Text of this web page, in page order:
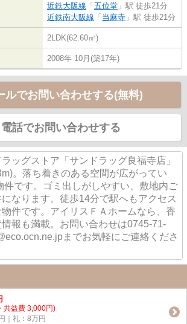
近鉄大阪線 「 五位堂 」駅 徒歩21分
近鉄南大阪線 「 当麻寺 」駅 徒歩21分
2LDK(62.60㎡)
2008年 10月(築17年)
ルでお問い合わせする(無料)
電話でお問い合わせする
ッグストア「サンドラッグ良福寺店」
。落ち着きのある空間が広がってい
件です。ゴミ出しがしやすい、敷地内ご
なります。徒歩14分で駅へもアクセス
件です。アイリスＦＡホームなら、香
報も満載。お問い合わせは0745-71-
までお気軽にご連絡くださ
共益費 3,000円)
｜礼：8万円